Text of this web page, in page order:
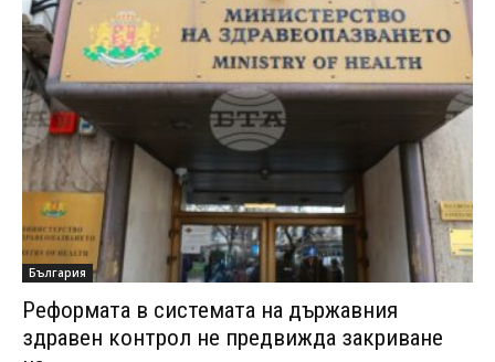
България
Реформата в системата на държавния
здравен контрол не предвижда закриване